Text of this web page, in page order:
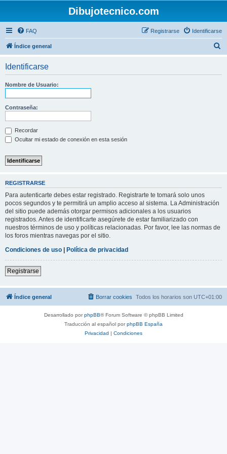
Dibujotecnico.com
FAQ Identificarse
Registrarse
Índice general
Identificarse
Nombre de Usuario:
Contraseña:
Recordar
Ocultar mi estado de conexión en esta sesión
REGISTRARSE
Para autenticarte debes estar registrado. Registrarte te tomará solo unos
pocos segundos y te permitirá un amplio acceso al sistema. La Administración
del sitio puede además otorgar permisos adicionales a los usuarios
registrados. Antes de identificarte asegúrete de estar familiarizado con
nuestros términos de uso y políticas relacionadas. Por favor, lee las normas de
los foros mientras navegas por el sitio.
Condiciones de uso | Política de privacidad
Registrarse
Índice general Todos los horarios son UTC+01:00
Borrar cookies
Desarrollado porphpBB® Forum Software © phpBB Limited
Traducción al español porphpBB España
Privacidad | Condiciones